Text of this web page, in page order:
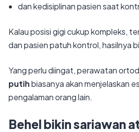
dan kedisiplinan pasien saat
Kalau posisi gigi cukup kompleks,
dan pasien patuh kontrol, hasilnya
Yang perlu diingat, perawatan
putihbiasanya akan menjelaskan
pengalaman orang lain.
Behel bikin sariawan